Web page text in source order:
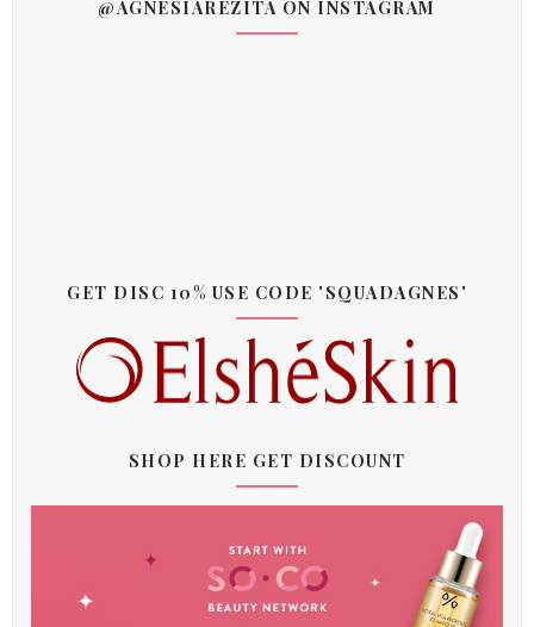
@AGNESIAREZITA ON INSTAGRAM
GET DISC 10% USE CODE 'SQUADAGNES'
SHOP HERE GET DISCOUNT